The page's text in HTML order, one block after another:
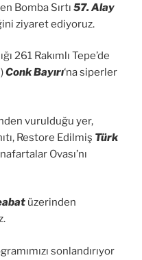
Bomba Sırtı 57. Alay
ziyaret ediyoruz.
261 Rakımlı Tepe’de
Conk Bayırı‘na siperler
vurulduğu yer,
Restore Edilmiş Türk
Ovası’nı
üzerinden
sonlandırıyor